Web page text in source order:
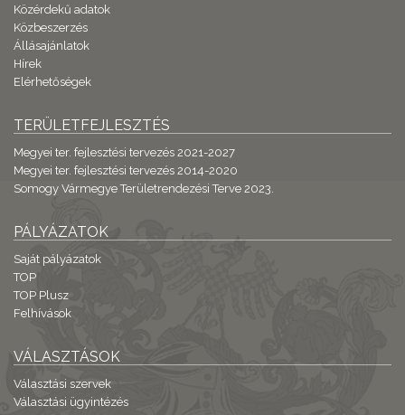
Közérdekű adatok
Közbeszerzés
Állásajánlatok
Hírek
Elérhetőségek
TERÜLETFEJLESZTÉS
Megyei ter. fejlesztési tervezés 2021-2027
Megyei ter. fejlesztési tervezés 2014-2020
Somogy Vármegye Területrendezési Terve 2023.
PÁLYÁZATOK
Saját pályázatok
TOP
TOP Plusz
Felhívások
VÁLASZTÁSOK
Választási szervek
Választási ügyintézés